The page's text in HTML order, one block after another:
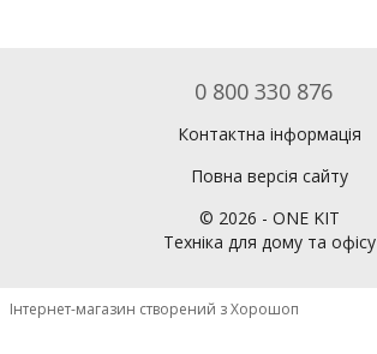
0 800 330 876
Контактна інформація
Повна версія сайту
© 2026 - ONE KIT
Техніка для дому та офісу
Інтернет-магазин створений з Хорошоп